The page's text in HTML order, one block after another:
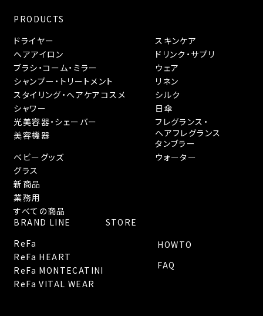
PRODUCTS
ドライヤー
ヘアアイロン
ブラシ・コーム・ミラー
シャンプー・トリートメント
スタイリング・へアケアコスメ
シャワー
光美容器・シェーバー
美容機器
スキンケア
ドリンク・サプリ
ウェア
リネン
シルク
日傘
フレグランス・
ヘアフレグランス
タンブラー
ベビーグッズ
ウォーター
グラス
新商品
業務用
すべての商品
HOWTO
FAQ
BRAND LINE
ReFa
ReFa HEART
ReFa MONTECATINI
ReFa VITAL WEAR
STORE